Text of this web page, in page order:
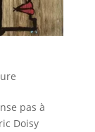
pas à
Doisy